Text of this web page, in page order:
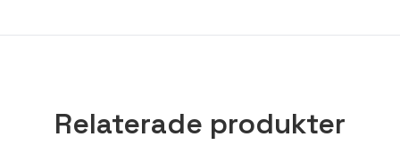
Relaterade produkter